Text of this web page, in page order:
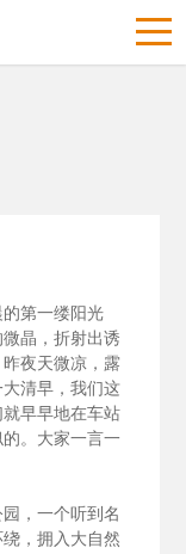
第一缕阳光
晶，折射出诱
昨夜天微凉，露
清早，我们这
早早地在车站
。大家一言一
，一个听到名
，拥入大自然